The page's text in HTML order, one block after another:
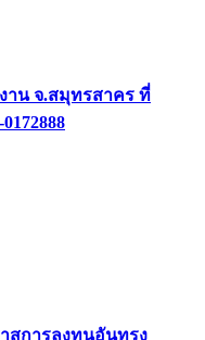
าน จ.สมุทรสาคร ที่
สการลงทุนอันทรง